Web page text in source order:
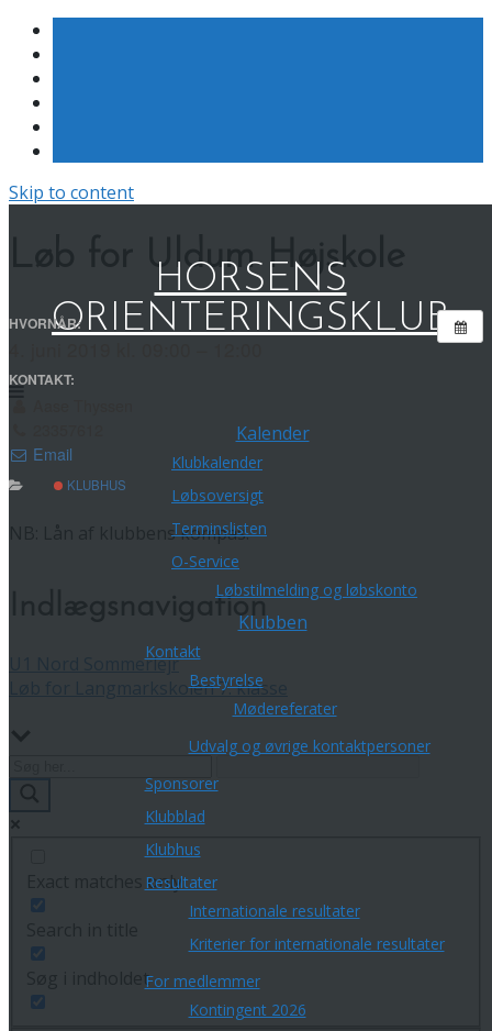
Skip to content
HORSENS
ORIENTERINGSKLUB
Kalender
Klubkalender
Løbsoversigt
Terminslisten
O-Service
Løbstilmelding og løbskonto
Klubben
Kontakt
Bestyrelse
Mødereferater
Udvalg og øvrige kontaktpersoner
Sponsorer
Klubblad
Klubhus
Resultater
Internationale resultater
Kriterier for internationale resultater
For medlemmer
Kontingent 2026
Løb for Uldum Højskole
HVORNÅR:
KONTAKT:
Email
KLUBHUS
NB: Lån af klubbens kompas.
Indlægsnavigation
U1 Nord Sommerlejr
Løb for Langmarkskolen 7. klasse
Exact matches only
Søg i indholdet